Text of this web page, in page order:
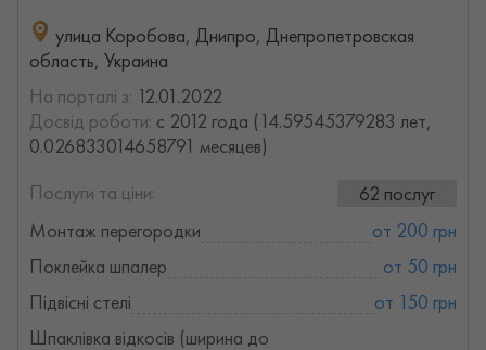
улица Коробова, Днипро, Днепропетровская
область, Украина
На порталі з: 12.01.2022
Досвід роботи: с 2012 года (14.59545379283 лет,
0.026833014658791 месяцев)
Послуги та ціни:
62 послуг
Монтаж перегородки
от 200 грн
Поклейка шпалер
от 50 грн
Підвісні стелі
от 150 грн
Шпаклівка відкосів (ширина до